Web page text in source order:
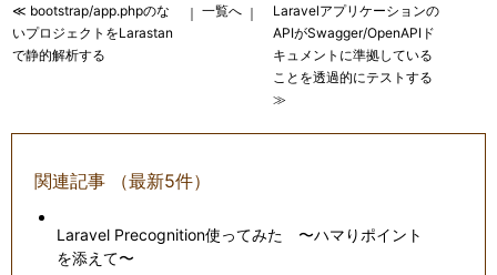
≪ bootstrap/app.phpのな
いプロジェクトをLarastan
で静的解析する
｜一覧へ ｜
Laravelアプリケーションの
APIがSwagger/OpenAPIド
キュメントに準拠している
ことを透過的にテストする
≫
関連記事 （最新5件）
Laravel Precognition使ってみた 〜ハマりポイント
を添えて〜